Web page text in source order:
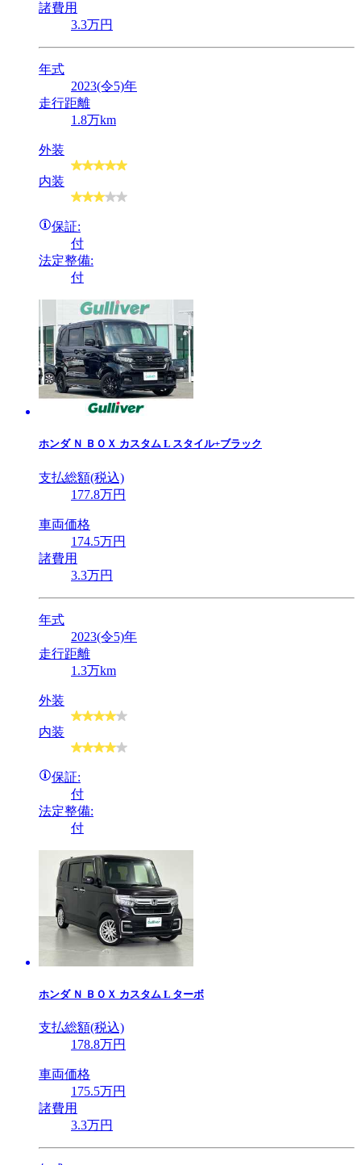
諸費用
3.3万円
年式
2023(令5)年
走行距離
1.8万km
外装
内装
保証:
付
法定整備:
付
ホンダ Ｎ ＢＯＸ カスタム L スタイル+ブラック
支払総額(税込)
177.8万円
車両価格
174.5万円
諸費用
3.3万円
年式
2023(令5)年
走行距離
1.3万km
外装
内装
保証:
付
法定整備:
付
ホンダ Ｎ ＢＯＸ カスタム L ターボ
支払総額(税込)
178.8万円
車両価格
175.5万円
諸費用
3.3万円